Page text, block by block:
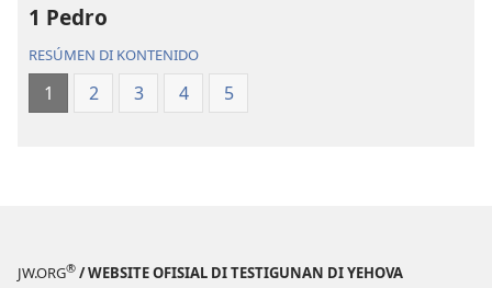
1 Pedro
RESÚMEN DI KONTENIDO
1 2 3 4 5
JW.ORG® / WEBSITE OFISIAL DI TESTIGUNAN DI YEHOVA